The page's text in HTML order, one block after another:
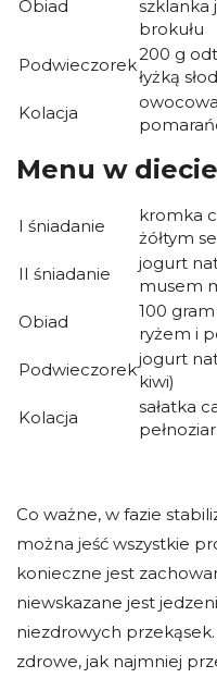
Obiad
szklanka
brokułu
Podwieczorek
200 g
łyżką
Kolacja
Menu w
I śniadanie
kromka
żółtym
II śniadanie
jogurt
musem
Obiad
100
ryżem i
Podwieczorek
jogurt
kiwi)
Kolacja
sałatka
Co ważne, w fazie
można jeść wszystkie
konieczne jest
niewskazane jest
niezdrowych
zdrowe, jak najmniej